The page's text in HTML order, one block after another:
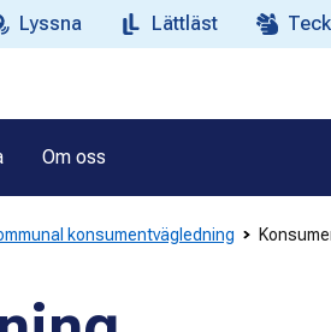
Lyssna Lättläst
Om oss
konsumentvägledning